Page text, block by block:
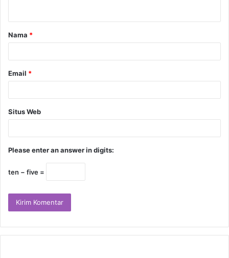
Nama *
Email *
Situs Web
Please enter an answer in digits:
ten − five =